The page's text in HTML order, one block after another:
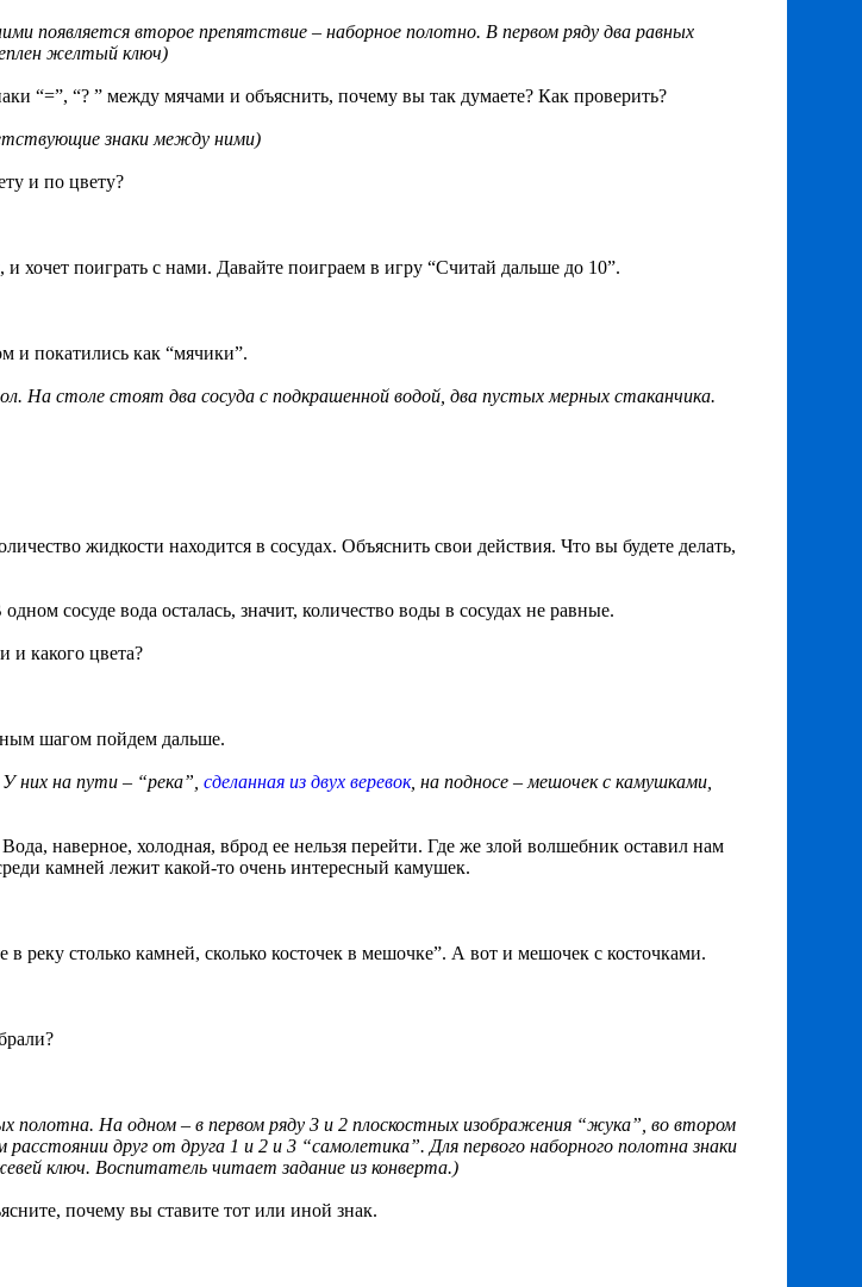
появляется второе препятствие – наборное полотно. В первом ряду два равных
желтый ключ)
“=”, “? ” между мячами и объяснить, почему вы так думаете? Как проверить?
знаки между ними)
и по цвету?
, и хочет поиграть с нами. Давайте поиграем в игру “Считай дальше до 10”.
и покатились как “мячики”.
На столе стоят два сосуда с подкрашенной водой, два пустых мерных стаканчика.
жидкости находится в сосудах. Объяснить свои действия. Что вы будете делать,
сосуде вода осталась, значит, количество воды в сосудах не равные.
какого цвета?
шагом пойдем дальше.
них на пути – “река”, сделанная из двух веревок, на подносе – мешочек с камушками,
наверное, холодная, вброд ее нельзя перейти. Где же злой волшебник оставил нам
камней лежит какой-то очень интересный камушек.
столько камней, сколько косточек в мешочке”. А вот и мешочек с косточками.
полотна. На одном – в первом ряду 3 и 2 плоскостных изображения “жука”, во втором
друг от друга 1 и 2 и 3 “самолетика”. Для первого наборного полотна знаки
ключ. Воспитатель читает задание из конверта.)
почему вы ставите тот или иной знак.